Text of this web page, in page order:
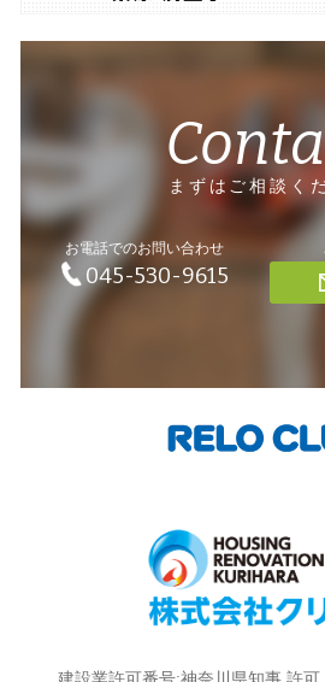
まずはご相談く
お電話でのお問い合わせ
045-530-9615